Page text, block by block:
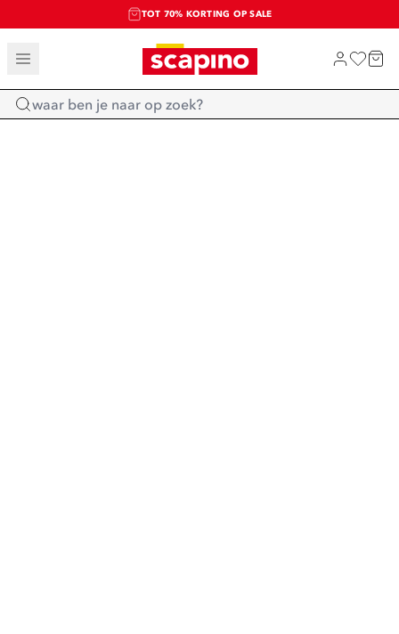
TOT 70% KORTING OP SALE
SALE: LAATSTE KANS!
SHOP NIEUW
Home